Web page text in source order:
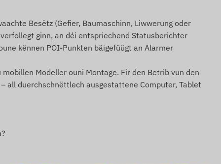
Besëtz (Gefier, Baumaschinn, Liwwerung oder
ginn, an déi entspriechend Statusberichter
kënnen POI-Punkten bäigefüügt an Alarmer
Modeller ouni Montage. Fir den Betrib vun den
all duerchschnëttlech ausgestattene Computer, Tablet